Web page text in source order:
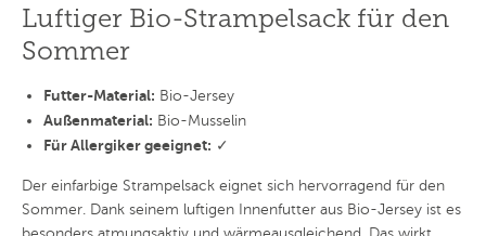
Luftiger Bio-Strampelsack für den
Sommer
Futter-Material: Bio-Jersey
Außenmaterial: Bio-Musselin
Für Allergiker geeignet: ✓
Der einfarbige Strampelsack eignet sich hervorragend für den
Sommer. Dank seinem luftigen Innenfutter aus Bio-Jersey ist es